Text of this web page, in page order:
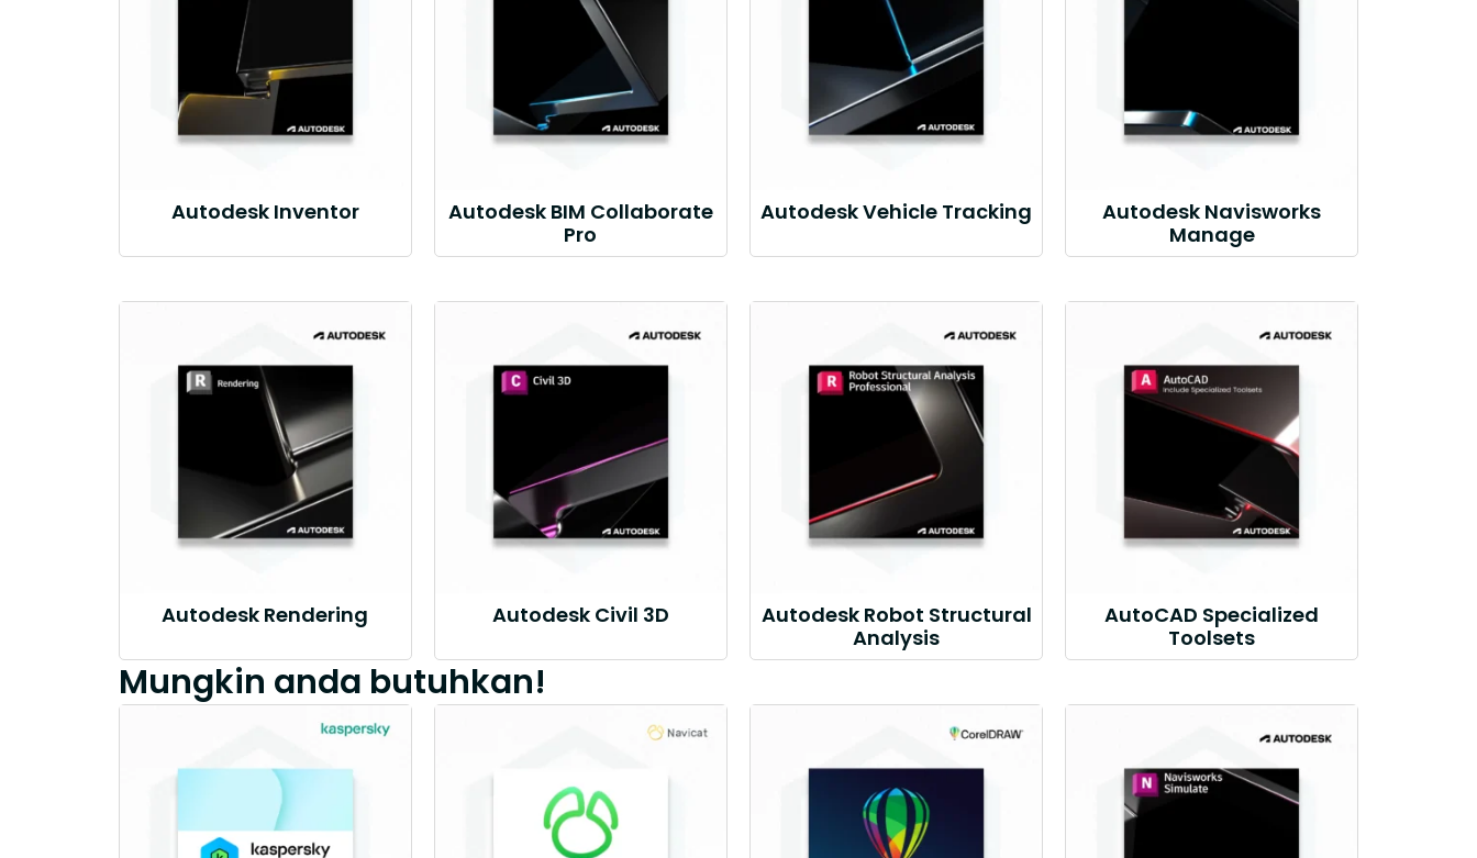
Autodesk Inventor
Autodesk BIM Collaborate
Pro
Autodesk Vehicle Tracking
Autodesk Navisworks
Manage
Autodesk Rendering Autodesk Civil 3D
Autodesk Robot Structural
Analysis
AutoCAD Specialized
Toolsets
Mungkin anda butuhkan!